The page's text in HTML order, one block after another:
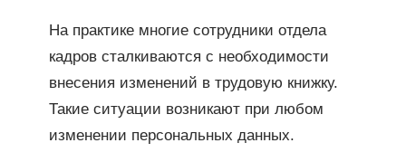
На практике многие сотрудники отдела
кадров сталкиваются с необходимости
внесения изменений в трудовую книжку.
Такие ситуации возникают при любом
изменении персональных данных.